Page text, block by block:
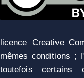
licence Creative
mêmes conditions ;
toutefois certains